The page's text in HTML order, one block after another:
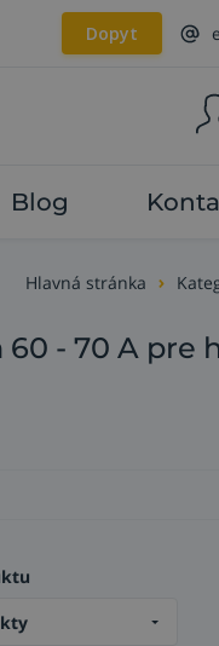
Dopyt
Blog
Hlavná stránka
- 70 A pre